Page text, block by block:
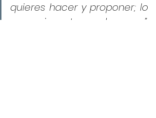
quieres hacer y proponer; lo
que quieres traer a la mesa.”